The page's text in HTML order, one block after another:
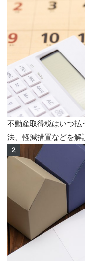
不動産取得税はいつ払
法、軽減措置などを解